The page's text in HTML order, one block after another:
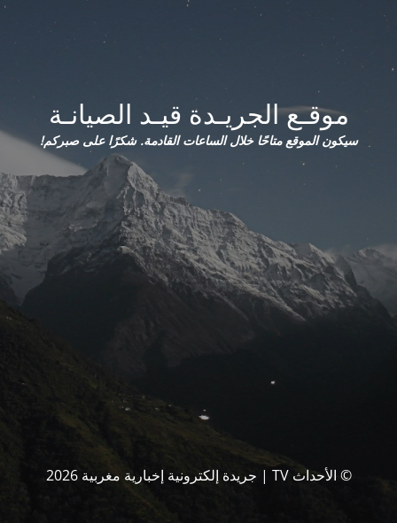
موقـع الجريـدة قيـد الصيانـة
سيكون الموقع متاحًا خلال الساعات القادمة. شكرًا على صبركم!
© الأحداث TV | جريدة إلكترونية إخبارية مغربية 2026